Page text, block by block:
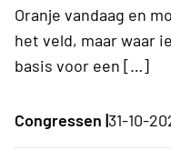
Oranje vandaag en
het veld, maar waar
basis voor een […]
Congressen |31-10-